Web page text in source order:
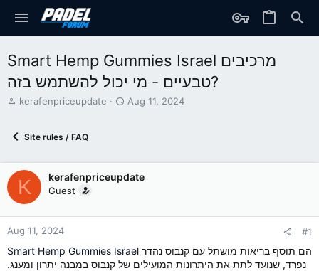
Smart Hemp Gummies Israel מרכיבים
טבעיים - מי יכול להשתמש בזה?
T
d
t
a
r
t
r
kerafenpriceupdate
S
d
a
Aug 11, 2024
Site rules / FAQ
K kerafenpriceupdate
Guest
Aug 11, 2024 #1
Smart Hemp Gummies Israel
נפרד, שנועד לתת את היתרונות המועילים של קנבוס במבנה יתרון ומענג.